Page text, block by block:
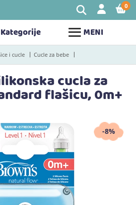
Kategorije MENI
0
i cucle Cucle za bebe
cucla za
flašicu, 0m+
-8%